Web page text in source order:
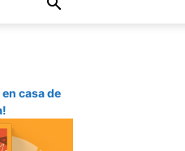
casa de